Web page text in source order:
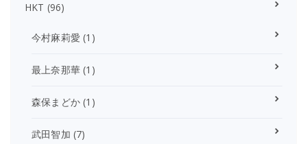
HKT (96)
今村麻莉愛 (1)
最上奈那華 (1)
森保まどか (1)
武田智加 (7)